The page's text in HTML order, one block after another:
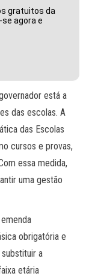
gratuitos da
agora e
está a
das escolas. A
das Escolas
cursos e provas,
essa medida,
uma gestão
obrigatória e
a
etária